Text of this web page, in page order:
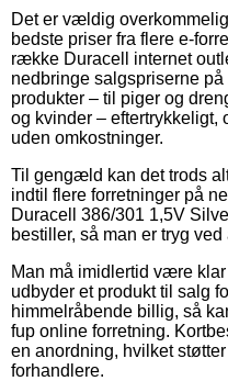
Det er vældig
bedste priser fra flere e-
række Duracell internet
nedbringe salgspriserne
produkter – til piger og
og kvinder – eftertrykkeligt,
uden omkostninger.
Til gengæld kan det trods
indtil flere forretninger på
Duracell 386/301 1,5V
bestiller, så man er tryg
Man må imidlertid være
udbyder et produkt til salg
himmelråbende billig, så
fup online forretning.
en anordning, hvilket
forhandlere.